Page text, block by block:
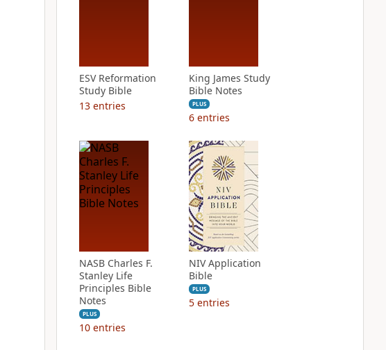
ESV Reformation
Study Bible
13 entries
King James Study
Bible Notes
PLUS
6 entries
NASB Charles F.
Stanley Life
Principles Bible
Notes
PLUS
10 entries
NIV Application
Bible
PLUS
5 entries